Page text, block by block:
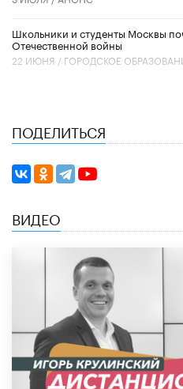
Школьники и студенты Москвы
Отечественной войны
22 ИЮНЯ / ГОРОДСКОЕ
ПОДЕЛИТЬСЯ
ВИДЕО